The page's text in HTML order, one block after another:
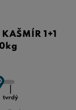
1+1